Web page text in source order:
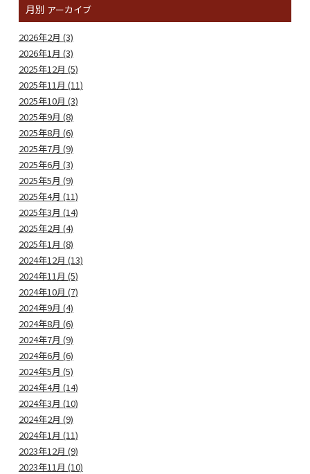
月別 アーカイブ
2026年2月 (3)
2026年1月 (3)
2025年12月 (5)
2025年11月 (11)
2025年10月 (3)
2025年9月 (8)
2025年8月 (6)
2025年7月 (9)
2025年6月 (3)
2025年5月 (9)
2025年4月 (11)
2025年3月 (14)
2025年2月 (4)
2025年1月 (8)
2024年12月 (13)
2024年11月 (5)
2024年10月 (7)
2024年9月 (4)
2024年8月 (6)
2024年7月 (9)
2024年6月 (6)
2024年5月 (5)
2024年4月 (14)
2024年3月 (10)
2024年2月 (9)
2024年1月 (11)
2023年12月 (9)
2023年11月 (10)